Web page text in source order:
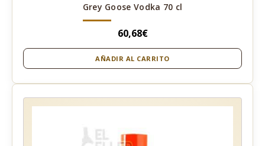
Grey Goose Vodka 70 cl
60,68€
AÑADIR AL CARRITO